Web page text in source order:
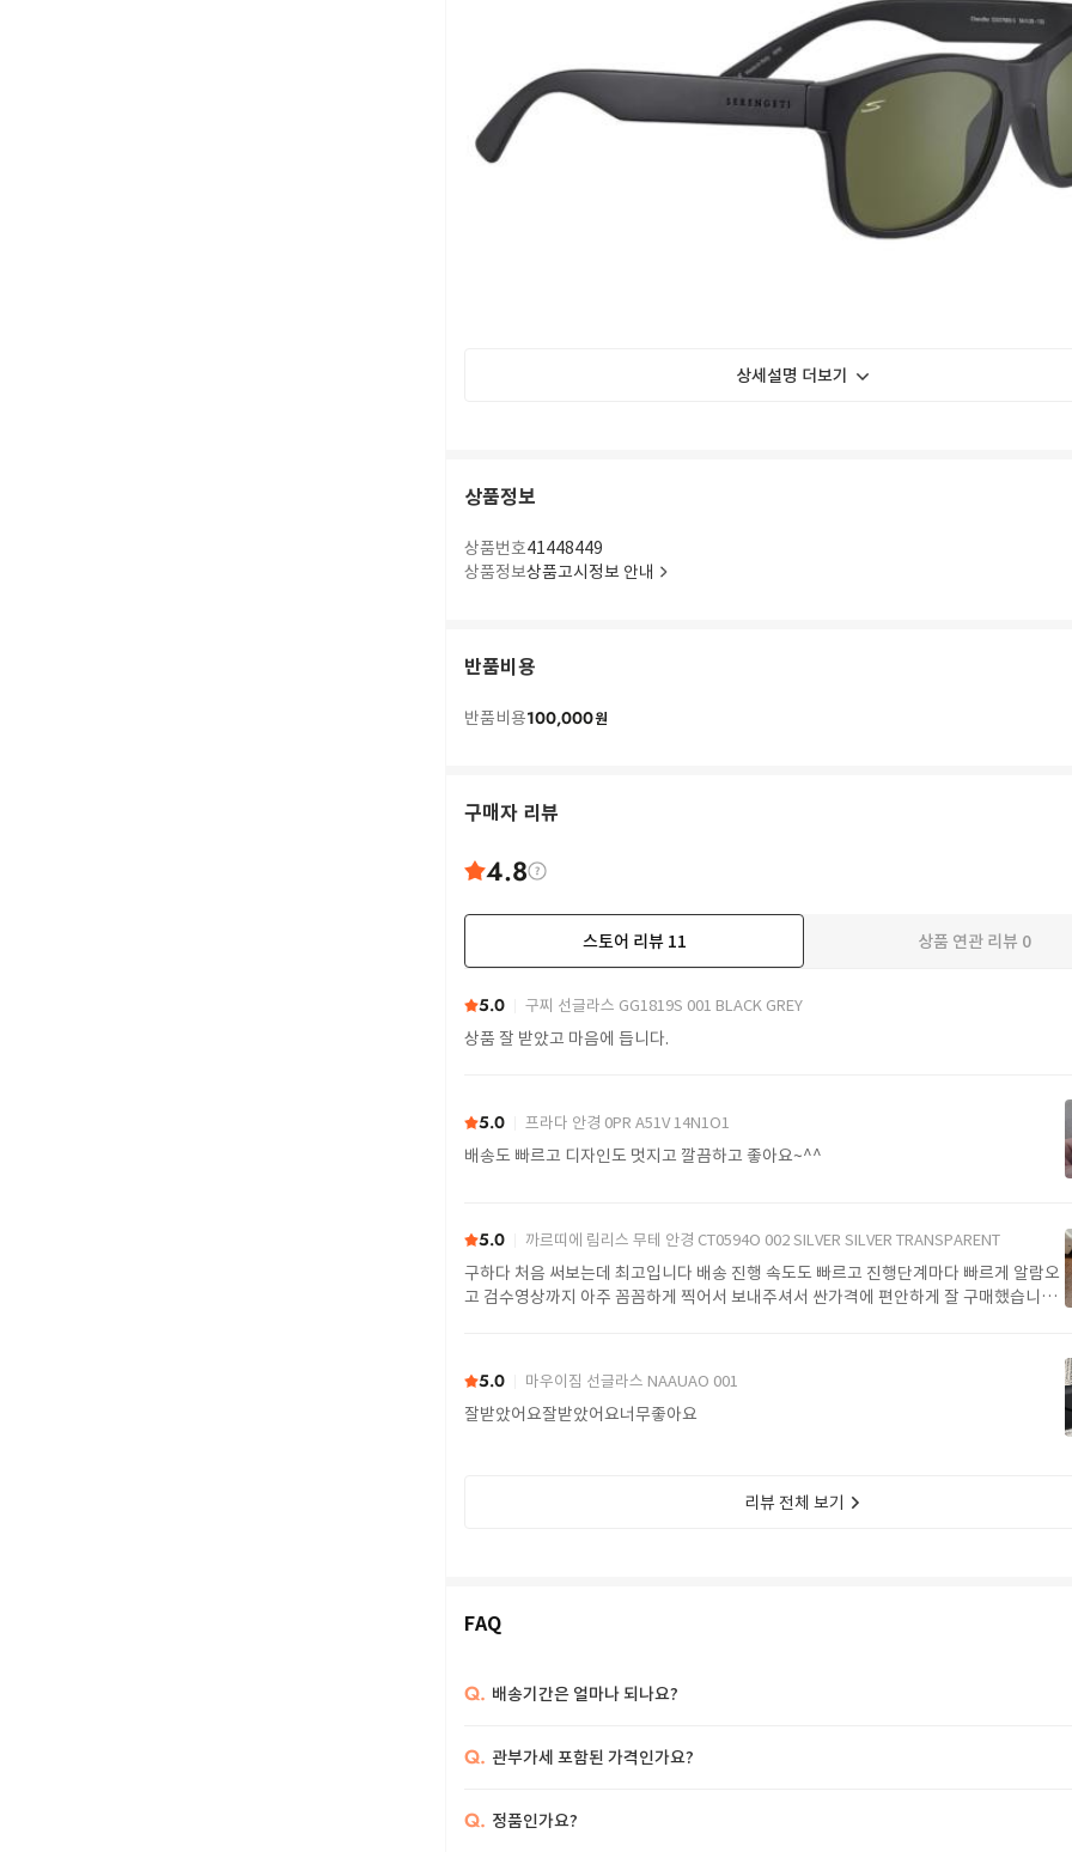
상세설명 더보기
상품정보
상품번호41448449
상품정보상품고시정보 안내
반품비용
반품비용100,000원
구매자 리뷰
4.8
스토어 리뷰 11 상품 연관 리뷰 0
5.0 구찌 선글라스 GG1819S 001 BLACK GREY
상품 잘 받았고 마음에 듭니다.
5.0 프라다 안경 0PR A51V 14N1O1
배송도 빠르고 디자인도 멋지고 깔끔하고 좋아요~^^
5.0 까르띠에 림리스 무테 안경 CT0594O 002 SILVER SILVER TRANSPARENT
구하다 처음 써보는데 최고입니다 배송 진행 속도도 빠르고 진행단계마다 빠르게 알람오
고 검수영상까지 아주 꼼꼼하게 찍어서 보내주셔서 싼가격에 편안하게 잘 구매했습니다.
5.0 마우이짐 선글라스 NAAUAO 001
잘받았어요잘받았어요너무좋아요
리뷰 전체 보기
FAQ
Q. 배송기간은 얼마나 되나요?
Q. 관부가세 포함된 가격인가요?
Q. 정품인가요?